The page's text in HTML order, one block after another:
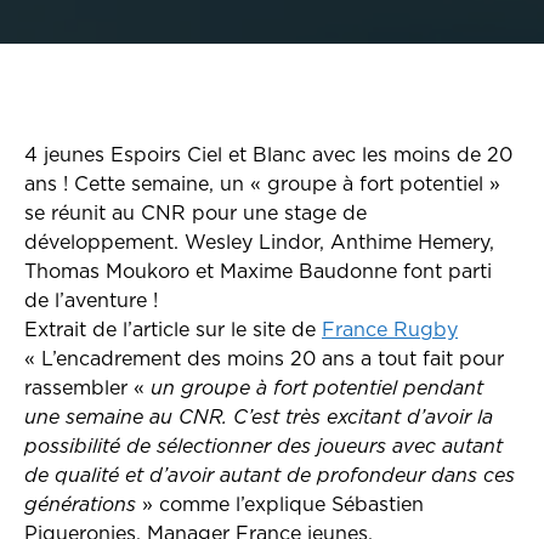
4 jeunes Espoirs Ciel et Blanc avec les moins de 20
ans ! Cette semaine, un « groupe à fort potentiel »
se réunit au CNR pour une stage de
développement. Wesley Lindor, Anthime Hemery,
Thomas Moukoro et Maxime Baudonne font parti
de l’aventure !
Extrait de l’article sur le site de France Rugby
« L’encadrement des moins 20 ans a tout fait pour
rassembler « un groupe à fort potentiel pendant
une semaine au CNR. C’est très excitant d’avoir la
possibilité de sélectionner des joueurs avec autant
de qualité et d’avoir autant de profondeur dans ces
générations » comme l’explique Sébastien
Piqueronies, Manager France jeunes.